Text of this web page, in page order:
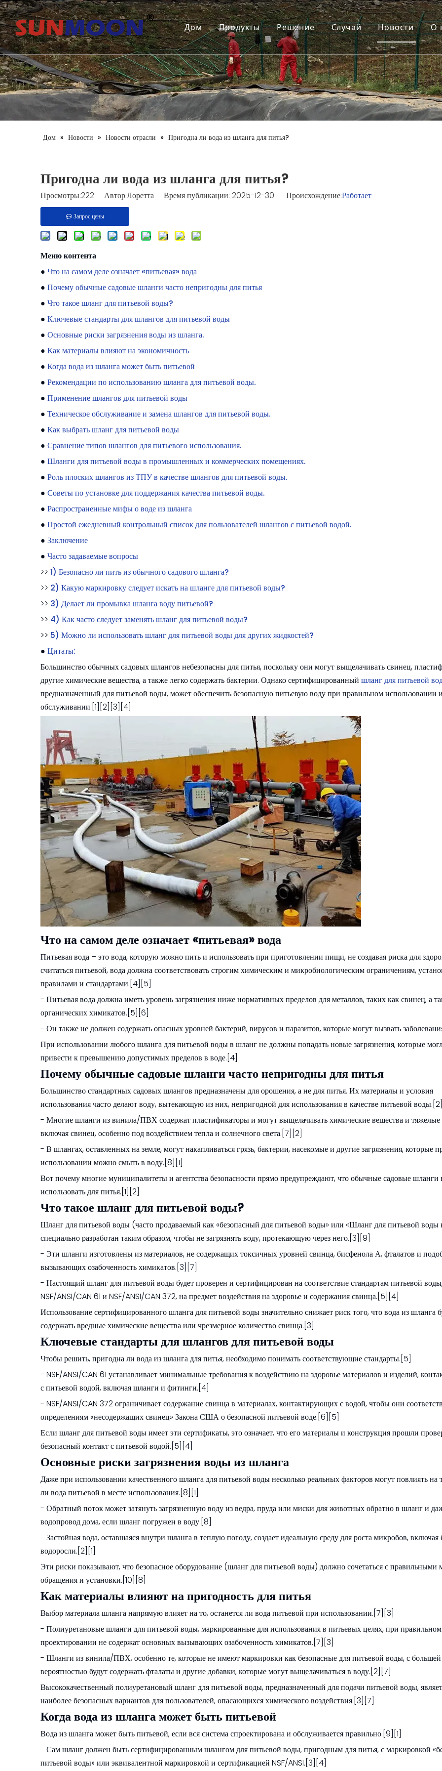
Дом Продукты Решение Случай Новости О
Дом » Новости » Новости отрасли » Пригодна ли вода из шланга для питья?
Пригодна ли вода из шланга для питья?
Просмотры:222 Автор:Лоретта Время публикации: 2025-12-30 Происхождение:Работает
Запрос цены
Меню контента
● Что на самом деле означает «питьевая» вода
● Почему обычные садовые шланги часто непригодны для питья
● Что такое шланг для питьевой воды?
● Ключевые стандарты для шлангов для питьевой воды
● Основные риски загрязнения воды из шланга.
● Как материалы влияют на экономичность
● Когда вода из шланга может быть питьевой
● Рекомендации по использованию шланга для питьевой воды.
● Применение шлангов для питьевой воды
● Техническое обслуживание и замена шлангов для питьевой воды.
● Как выбрать шланг для питьевой воды
● Сравнение типов шлангов для питьевого использования.
● Шланги для питьевой воды в промышленных и коммерческих помещениях.
● Роль плоских шлангов из ТПУ в качестве шлангов для питьевой воды.
● Советы по установке для поддержания качества питьевой воды.
● Распространенные мифы о воде из шланга
● Простой ежедневный контрольный список для пользователей шлангов с питьевой водой.
● Заключение
● Часто задаваемые вопросы
>> 1) Безопасно ли пить из обычного садового шланга?
>> 2) Какую маркировку следует искать на шланге для питьевой воды?
>> 3) Делает ли промывка шланга воду питьевой?
>> 4) Как часто следует заменять шланг для питьевой воды?
>> 5) Можно ли использовать шланг для питьевой воды для других жидкостей?
● Цитаты:
Большинство обычных садовых шлангов небезопасны для питья, поскольку они могут выщелачивать свинец,
другие химические вещества, а также легко содержать бактерии. Однако сертифицированный шланг для питьевой
предназначенный для питьевой воды, может обеспечить безопасную питьевую воду при правильном использовании и
обслуживании.[1][2][3][4]
Что на самом деле означает «питьевая» вода
Питьевая вода – это вода, которую можно пить и использовать при приготовлении пищи, не создавая риска для
считаться питьевой, вода должна соответствовать строгим химическим и микробиологическим ограничениям,
правилами и стандартами.[4][5]
- Питьевая вода должна иметь уровень загрязнения ниже нормативных пределов для металлов, таких как свинец, а
органических химикатов.[5][6]
- Он также не должен содержать опасных уровней бактерий, вирусов и паразитов, которые могут вызвать
При использовании любого шланга для питьевой воды в шланг не должны попадать новые загрязнения, которые
привести к превышению допустимых пределов в воде.[4]
Почему обычные садовые шланги часто непригодны для питья
Большинство стандартных садовых шлангов предназначены для орошения, а не для питья. Их материалы и условия
использования часто делают воду, вытекающую из них, непригодной для использования в качестве питьевой
- Многие шланги из винила/ПВХ содержат пластификаторы и могут выщелачивать химические вещества и тяжелые
включая свинец, особенно под воздействием тепла и солнечного света.[7][2]
- В шлангах, оставленных на земле, могут накапливаться грязь, бактерии, насекомые и другие загрязнения, которые
использовании можно смыть в воду.[8][1]
Вот почему многие муниципалитеты и агентства безопасности прямо предупреждают, что обычные садовые шланги
использовать для питья.[1][2]
Что такое шланг для питьевой воды?
Шланг для питьевой воды (часто продаваемый как «безопасный для питьевой воды» или «Шланг для питьевой воды
специально разработан таким образом, чтобы не загрязнять воду, протекающую через него.[3][9]
- Эти шланги изготовлены из материалов, не содержащих токсичных уровней свинца, бисфенола А, фталатов и
вызывающих озабоченность химикатов.[3][7]
- Настоящий шланг для питьевой воды будет проверен и сертифицирован на соответствие стандартам питьевой
NSF/ANSI/CAN 61 и NSF/ANSI/CAN 372, на предмет воздействия на здоровье и содержания свинца.[5][4]
Использование сертифицированного шланга для питьевой воды значительно снижает риск того, что вода из шланга
содержать вредные химические вещества или чрезмерное количество свинца.[3]
Ключевые стандарты для шлангов для питьевой воды
Чтобы решить, пригодна ли вода из шланга для питья, необходимо понимать соответствующие стандарты.[5]
- NSF/ANSI/CAN 61 устанавливает минимальные требования к воздействию на здоровье материалов и изделий,
с питьевой водой, включая шланги и фитинги.[4]
- NSF/ANSI/CAN 372 ограничивает содержание свинца в материалах, контактирующих с водой, чтобы они
определениям «несодержащих свинец» Закона США о безопасной питьевой воде.[6][5]
Если шланг для питьевой воды имеет эти сертификаты, это означает, что его материалы и конструкция прошли
безопасный контакт с питьевой водой.[5][4]
Основные риски загрязнения воды из шланга
Даже при использовании качественного шланга для питьевой воды несколько реальных факторов могут повлиять на
ли вода питьевой в месте использования.[8][1]
- Обратный поток может затянуть загрязненную воду из ведра, пруда или миски для животных обратно в шланг и
водопровод дома, если шланг погружен в воду.[8]
- Застойная вода, оставшаяся внутри шланга в теплую погоду, создает идеальную среду для роста микробов, включая
водоросли.[2][1]
Эти риски показывают, что безопасное оборудование (шланг для питьевой воды) должно сочетаться с правильными
обращения и установки.[10][8]
Как материалы влияют на пригодность для питья
Выбор материала шланга напрямую влияет на то, останется ли вода питьевой при использовании.[7][3]
- Полиуретановые шланги для питьевой воды, маркированные для использования в питьевых целях, при правильном
проектировании не содержат основных вызывающих озабоченность химикатов.[7][3]
- Шланги из винила/ПВХ, особенно те, которые не имеют маркировки как безопасные для питьевой воды, с большей
вероятностью будут содержать фталаты и другие добавки, которые могут выщелачиваться в воду.[2][7]
Высококачественный полиуретановый шланг для питьевой воды, предназначенный для подачи питьевой воды,
наиболее безопасных вариантов для пользователей, опасающихся химического воздействия.[3][7]
Когда вода из шланга может быть питьевой
Вода из шланга может быть питьевой, если вся система спроектирована и обслуживается правильно.[9][1]
- Сам шланг должен быть сертифицированным шлангом для питьевой воды, пригодным для питья, с маркировкой
питьевой воды» или эквивалентной маркировкой и сертификацией NSF/ANSI.[3][4]